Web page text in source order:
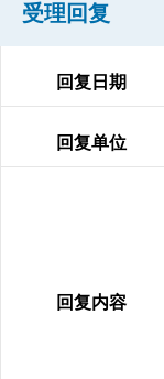
受理回复
回复日期
回复单位
回复内容